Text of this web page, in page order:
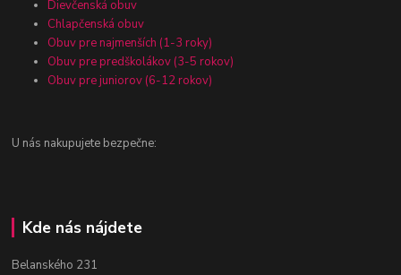
Dievčenská obuv
Chlapčenská obuv
Obuv pre najmenších (1-3 roky)
Obuv pre predškolákov (3-5 rokov)
Obuv pre juniorov (6-12 rokov)
U nás nakupujete bezpečne:
Kde nás nájdete
Belanského 231